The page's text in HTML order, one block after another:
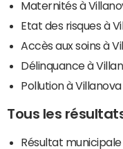
Maternités à
Etat des risques à
Accès aux soins à
Délinquance à
Pollution à Villanova
Tous les
Résultat